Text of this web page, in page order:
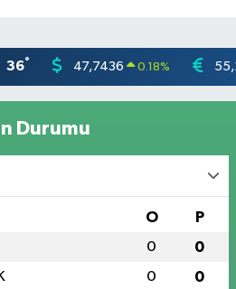
36° 47,7436 0.18%
Durumu
O P
0 0
0 0